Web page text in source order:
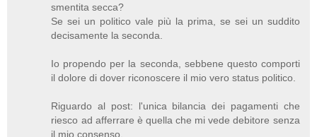
smentita secca?
Se sei un politico vale più la prima, se sei un suddito
decisamente la seconda.
Io propendo per la seconda, sebbene questo comporti
il dolore di dover riconoscere il mio vero status politico.
Riguardo al post: l'unica bilancia dei pagamenti che
riesco ad afferrare è quella che mi vede debitore senza
il mio consenso.